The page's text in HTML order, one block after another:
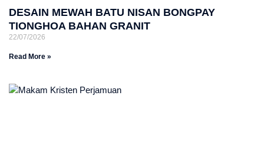
DESAIN MEWAH BATU NISAN BONGPAY
TIONGHOA BAHAN GRANIT
22/07/2026
Read More »